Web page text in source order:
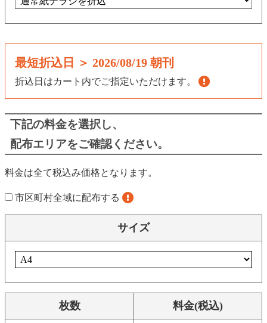
最短折込日 ＞ 2026/08/19 朝刊
折込日はカート内でご指定いただけます。
下記の料金を選択し、
配布エリアをご確認ください。
料金は全て税込み価格となります。
市区町村全域に配布する
サイズ
枚数 料金(税込)